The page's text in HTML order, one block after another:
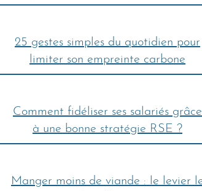
25 gestes simples du quotidien pour
limiter son empreinte carbone
Comment fidéliser ses salariés grâce
à une bonne stratégie RSE ?
Manger moins de viande : le levier